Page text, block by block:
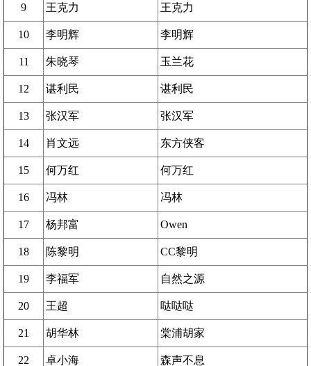
9 王克力 王克力
10 李明辉 李明辉
11 朱晓琴 玉兰花
12 谌利民 谌利民
13 张汉军 张汉军
14 肖文远 东方侠客
15 何万红 何万红
16 冯林 冯林
17 杨邦富 Owen
18 陈黎明 CC黎明
19 李福军 自然之源
20 王超 哒哒哒
21 胡华林 棠浦胡家
22 卓小海 森声不息